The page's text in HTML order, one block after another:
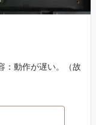
：動作が遅い。（故